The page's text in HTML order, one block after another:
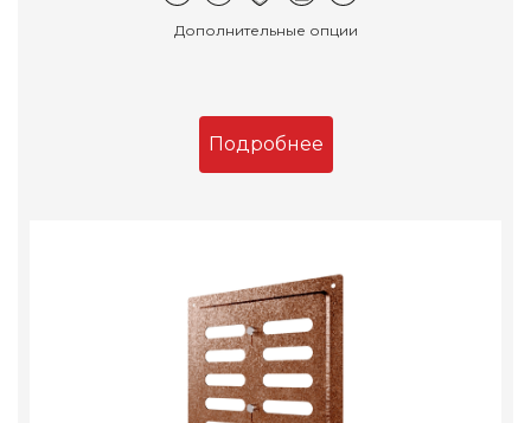
Дополнительные опции
Подробнее